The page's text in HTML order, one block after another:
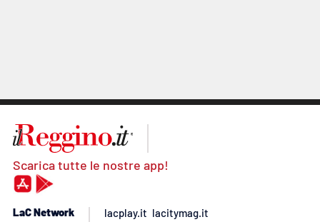
Scarica tutte le nostre app!
LaC Network
lacplay.it lacitymag.it